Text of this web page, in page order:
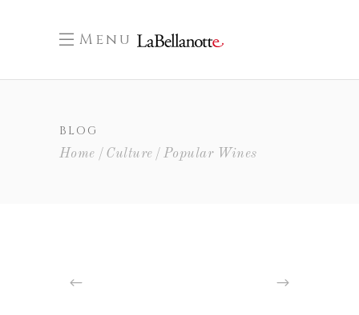
Menu
BLOG
Home Culture Popular Wines